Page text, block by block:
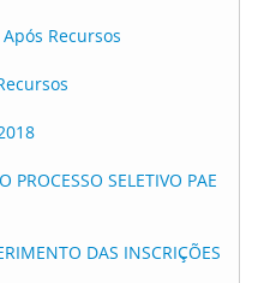
Recursos
PROCESSO SELETIVO PAE
DAS INSCRIÇÕES